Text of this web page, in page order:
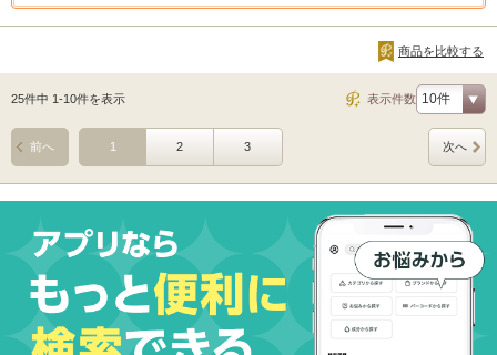
商品を比較する
25件中 1-10件を表示 表示件数
1 2 3
前へ 次へ